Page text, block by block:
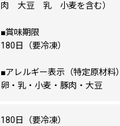
肉 大豆 乳 小麦を含む）
■賞味期限
180日（要冷凍）
■アレルギー表示（特定原材料）
卵・乳・小麦・豚肉・大豆
180日（要冷凍）